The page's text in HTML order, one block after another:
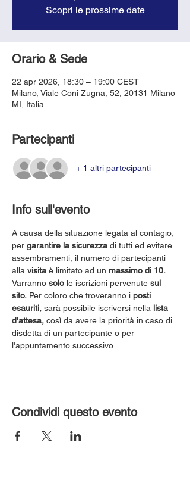
Scopri le prossime date
Orario & Sede
22 apr 2026, 18:30 – 19:00 CEST
Milano, Viale Coni Zugna, 52, 20131 Milano
MI, Italia
Partecipanti
+ 1 altri partecipanti
Info sull'evento
A causa della situazione legata al contagio,
per garantire la sicurezza di tutti ed evitare
assembramenti, il numero di partecipanti
alla visita è limitato ad un massimo di 10.
Varranno solo le iscrizioni pervenute sul
sito. Per coloro che troveranno i posti
esauriti, sarà possibile iscriversi nella lista
d'attesa, così da avere la priorità in caso di
disdetta di un partecipante o per
l'appuntamento successivo.
Condividi questo evento